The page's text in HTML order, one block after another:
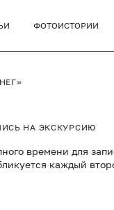
ФОТОИСТОРИИ
НА ЭКСКУРСИЮ
времени для
каждый